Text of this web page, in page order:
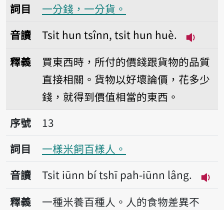
詞目
一分錢，一分貨。
音讀
Tsi̍t hun tsînn, tsi̍t hun huè.
釋義
買東西時，所付的價錢跟貨物的品質
直接相關。貨物以好壞論價，花多少
錢，就得到價值相當的東西。
序號13一樣米飼百樣人。
序號
13
詞目
一樣米飼百樣人。
音讀
Tsi̍t iūnn bí tshī pah-iūnn lâng.
播
釋義
一種米養百種人。人的食物差異不